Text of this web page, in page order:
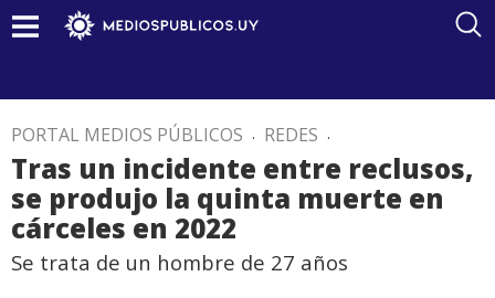
PORTAL MEDIOS PÚBLICOS . REDES .
Tras un incidente entre reclusos,
se produjo la quinta muerte en
cárceles en 2022
Se trata de un hombre de 27 años